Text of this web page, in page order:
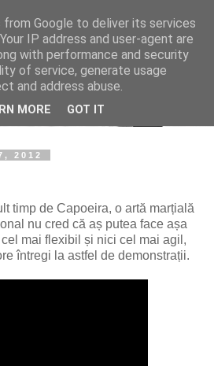
2012
timp de Capoeira, o artă marțială
nu cred că aș putea face așa
mai flexibil și nici cel mai agil,
întregi la astfel de demonstrații.
Google to deliver its services
IP address and user-agent are
with performance and security
of service, generate usage
and address abuse.
MORE GOT IT